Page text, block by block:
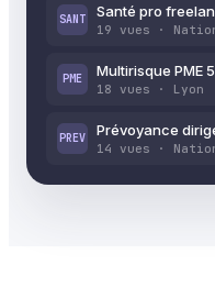
SANT Santé pro
19 vues ·
PME Multirisque PME
18 vues · Lyon
PREV Prévoyance
14 vues ·